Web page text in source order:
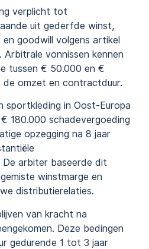
verplicht tot
uit gederfde winst,
goodwill volgens artikel
Arbitrale vonnissen kennen
tussen € 50.000 en €
de omzet en contractduur.
sportkleding in Oost-Europa
180.000 schadevergoeding
opzegging na 8 jaar
De arbiter baseerde dit
winstmarge en
distributierelaties.
van kracht na
Deze bedingen
gedurende 1 tot 3 jaar